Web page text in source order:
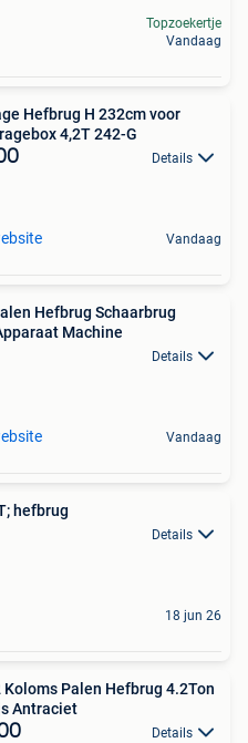
Topzoekertje
Vandaag
Hefbrug H 232cm voor
4,2T 242-G
Details
Vandaag
Hefbrug Schaarbrug
Banden Apparaat Machine
Details
Vandaag
hefbrug
Details
18 jun 26
Koloms Palen Hefbrug 4.2Ton
Antraciet
Details